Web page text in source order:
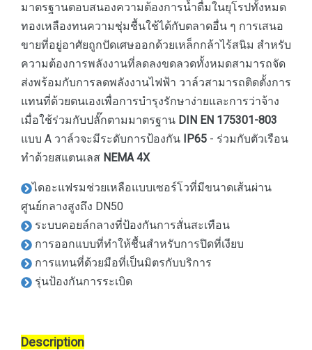
มาตรฐานตอบสนองความต้องการน้ำดื่มในยุโรปทั้งหมด
ทองเหลืองทนความชุ่มชื้นใช้ได้กับตลาดอื่น ๆ การเสนอ
ขายที่อยู่อาศัยถูกปัดเศษออกด้วยเหล็กกล้าไร้สนิม สำหรับ
ความต้องการพลังงานที่ลดลงขดลวดทั้งหมดสามารถจัด
ส่งพร้อมกับการลดพลังงานไฟฟ้า วาล์วสามารถติดตั้งการ
แทนที่ด้วยตนเองเพื่อการบำรุงรักษาง่ายและการว่าจ้าง
เมื่อใช้ร่วมกับปลั๊กตามมาตรฐาน DIN EN 175301-803
แบบ A วาล์วจะมีระดับการป้องกัน IP65 - ร่วมกับตัวเรือน
ทำด้วยสแตนเลส NEMA 4X
ไดอะแฟรมช่วยเหลือแบบเซอร์โวที่มีขนาดเส้นผ่าน
ศูนย์กลางสูงถึง DN50
ระบบคอยล์กลางที่ป้องกันการสั่นสะเทือน
การออกแบบที่ทำให้ชื้นสำหรับการปิดที่เงียบ
การแทนที่ด้วยมือที่เป็นมิตรกับบริการ
รุ่นป้องกันการระเบิด
Description